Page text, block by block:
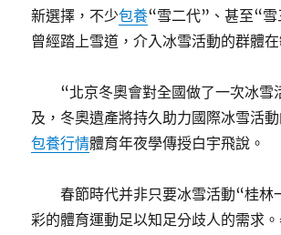
新選擇，不少包養“雪二代”、甚至“雪
曾經踏上雪道，介入冰雪活動的群體在
“北京冬奧會對全國做了一次冰雪
及，冬奧遺產將持久助力國際冰雪活
包養行情體育年夜學傳授白宇飛說。
春節時代并非只要冰雪活動“桂林
彩的體育運動足以知足分歧人的需求。